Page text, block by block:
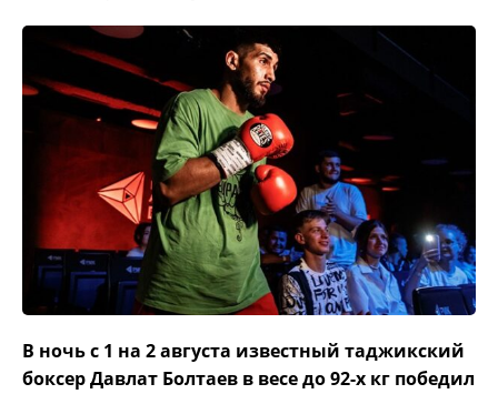
В ночь с 1 на 2 августа известный таджикский
боксер Давлат Болтаев в весе до 92-х кг победил